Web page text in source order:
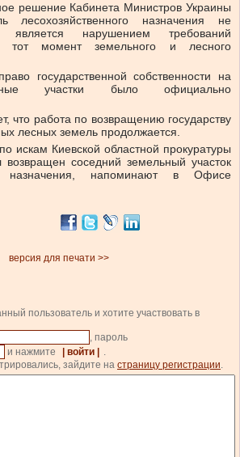
решение Кабинета Министров Украины
лесохозяйственного назначения не
является нарушением требований
тот момент земельного и лесного
государственной собственности на
участки было официально
что работа по возвращению государству
лесных земель продолжается.
искам Киевской областной прокуратуры
возвращен соседний земельный участок
назначения, напоминают в Офисе
версия для печати >>
пользователь и хотите участвовать в
, пароль
и нажмите
| войти |
.
зайдите на страницу регистрации.